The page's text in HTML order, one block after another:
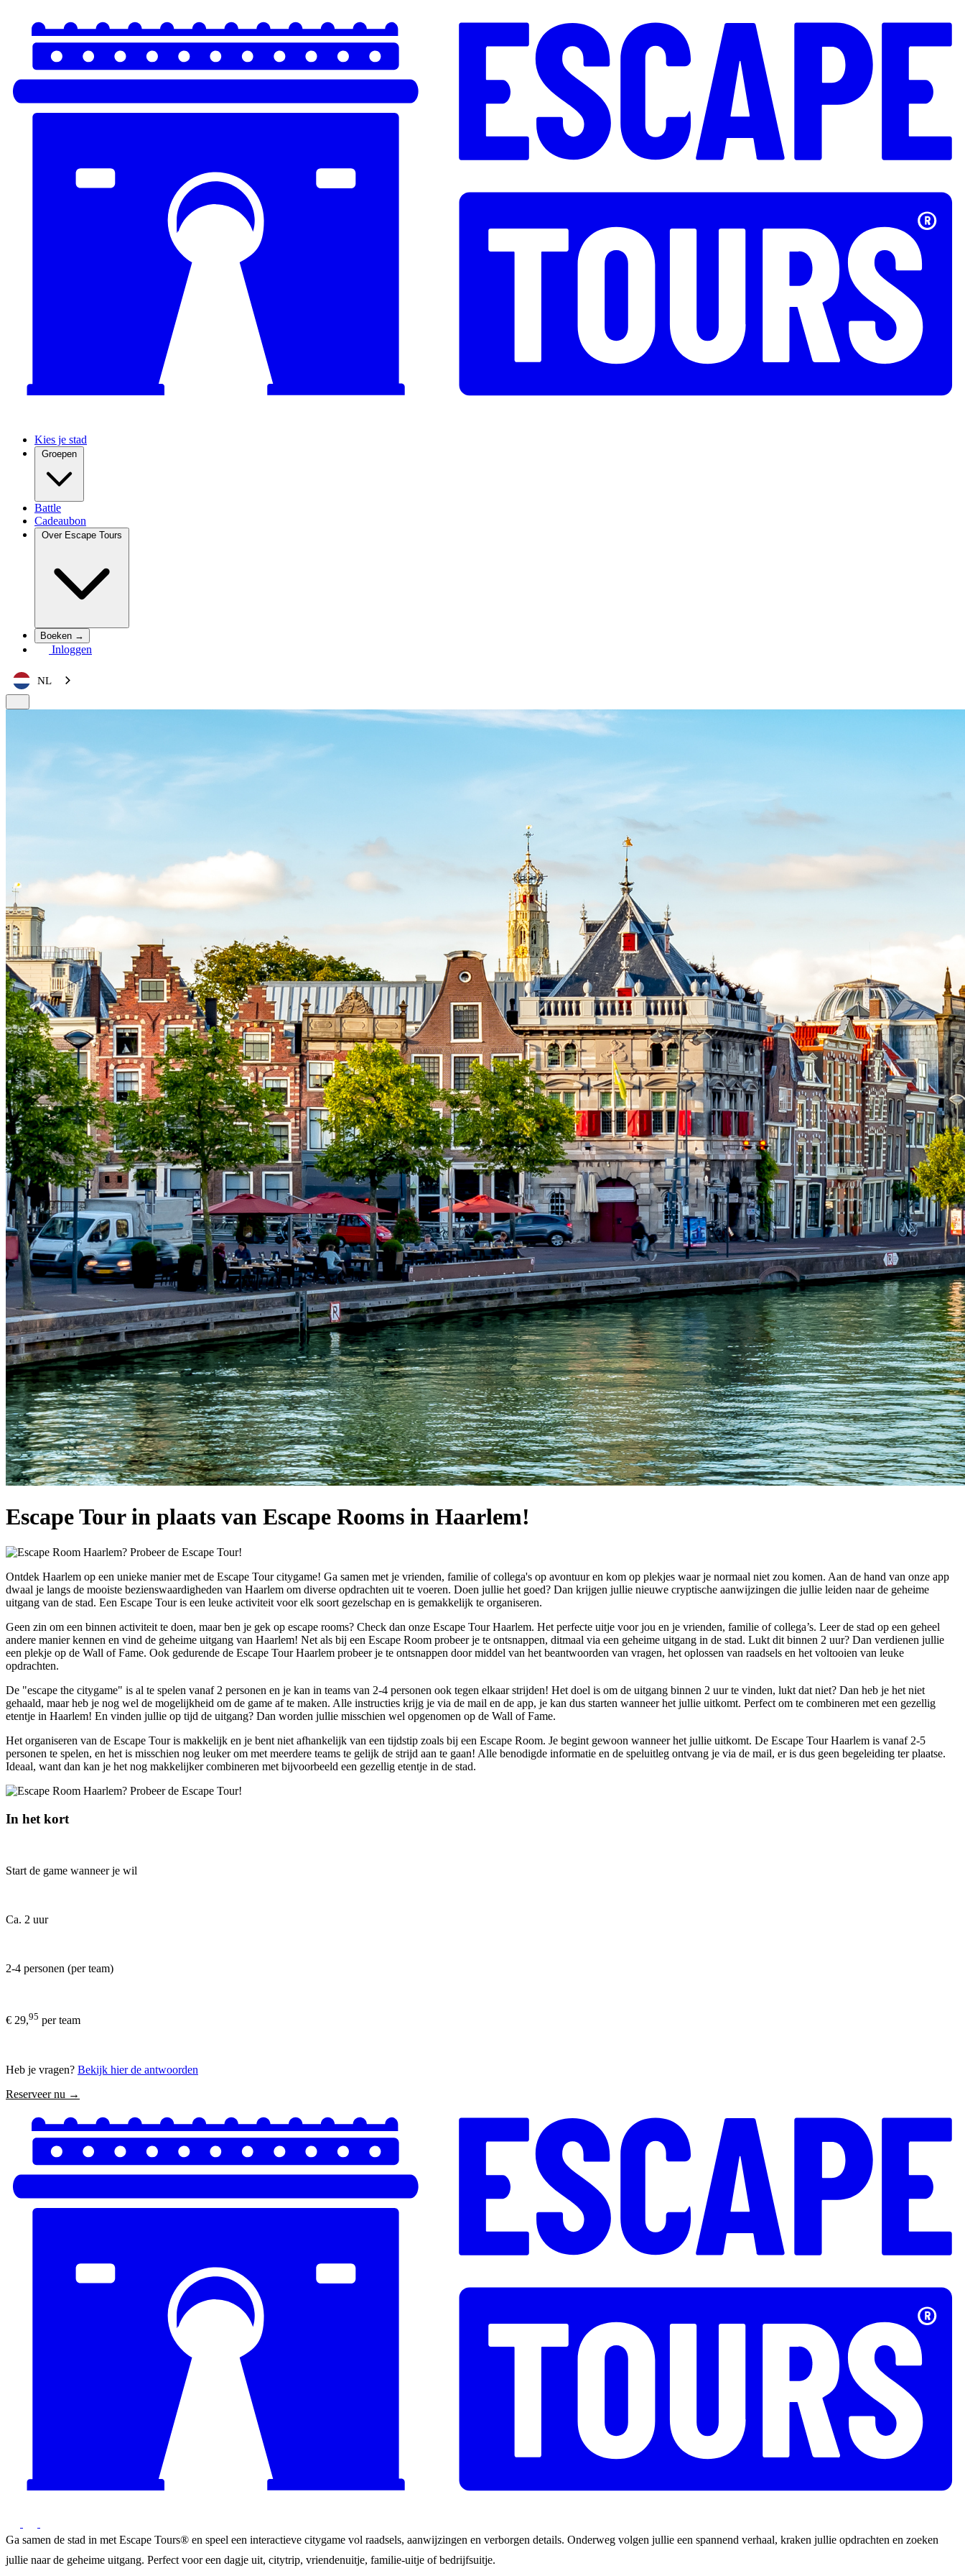
Kies je stad
Groepen
Battle
Cadeaubon
Over Escape Tours
Boeken →
Inloggen
NL
Escape Tour in plaats van Escape Rooms in Haarlem!
Ontdek Haarlem op een unieke manier met de Escape Tour citygame! Ga samen met je vrienden, familie of collega's op avontuur en kom op plekjes waar je normaal niet zou komen. Aan de hand van onze app
dwaal je langs de mooiste bezienswaardigheden van Haarlem om diverse opdrachten uit te voeren. Doen jullie het goed? Dan krijgen jullie nieuwe cryptische aanwijzingen die jullie leiden naar de geheime
uitgang van de stad. Een Escape Tour is een leuke activiteit voor elk soort gezelschap en is gemakkelijk te organiseren.
Geen zin om een binnen activiteit te doen, maar ben je gek op escape rooms? Check dan onze Escape Tour Haarlem. Het perfecte uitje voor jou en je vrienden, familie of collega’s. Leer de stad op een geheel
andere manier kennen en vind de geheime uitgang van Haarlem! Net als bij een Escape Room probeer je te ontsnappen, ditmaal via een geheime uitgang in de stad. Lukt dit binnen 2 uur? Dan verdienen jullie
een plekje op de Wall of Fame. Ook gedurende de Escape Tour Haarlem probeer je te ontsnappen door middel van het beantwoorden van vragen, het oplossen van raadsels en het voltooien van leuke
opdrachten.
De "escape the citygame" is al te spelen vanaf 2 personen en je kan in teams van 2-4 personen ook tegen elkaar strijden! Het doel is om de uitgang binnen 2 uur te vinden, lukt dat niet? Dan heb je het niet
gehaald, maar heb je nog wel de mogelijkheid om de game af te maken. Alle instructies krijg je via de mail en de app, je kan dus starten wanneer het jullie uitkomt. Perfect om te combineren met een gezellig
etentje in Haarlem! En vinden jullie op tijd de uitgang? Dan worden jullie misschien wel opgenomen op de Wall of Fame.
Het organiseren van de Escape Tour is makkelijk en je bent niet afhankelijk van een tijdstip zoals bij een Escape Room. Je begint gewoon wanneer het jullie uitkomt. De Escape Tour Haarlem is vanaf 2-5
personen te spelen, en het is misschien nog leuker om met meerdere teams te gelijk de strijd aan te gaan! Alle benodigde informatie en de speluitleg ontvang je via de mail, er is dus geen begeleiding ter plaatse.
Ideaal, want dan kan je het nog makkelijker combineren met bijvoorbeeld een gezellig etentje in de stad.
In het kort
Start de game wanneer je wil
Ca. 2 uur
2-4 personen (per team)
€ 29,95 per team
Heb je vragen? Bekijk hier de antwoorden
Reserveer nu →
Ga samen de stad in met Escape Tours® en speel een interactieve citygame vol raadsels, aanwijzingen en verborgen details. Onderweg volgen jullie een spannend verhaal, kraken jullie opdrachten en zoeken
jullie naar de geheime uitgang. Perfect voor een dagje uit, citytrip, vriendenuitje, familie-uitje of bedrijfsuitje.